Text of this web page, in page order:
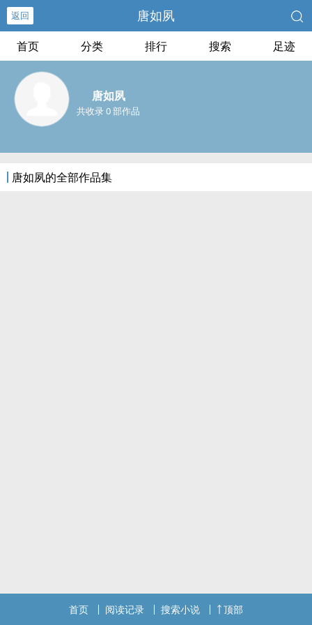
返回 唐如夙
首页 分类 排行 搜索 足迹
唐如夙
共收录 0 部作品
唐如夙的全部作品集
首页 阅读记录 搜索小说 顶部